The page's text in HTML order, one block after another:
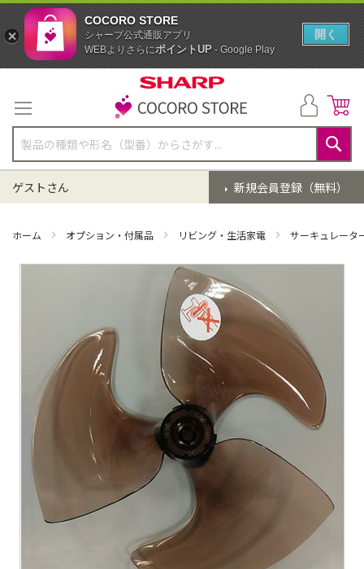
テ
ン
ツ
に
ス
キ
ッ
検
索
新規会員登録（無料）
ゲストさん
ホーム オプション・付属品 リビング・生活家電 サーキュレータ
COCORO STORE
シャープ公式通販アプリ
WEBよりさらにポイントUP- Google Play
開く